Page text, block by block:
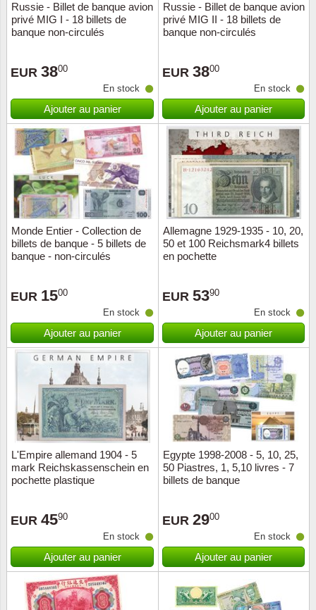
Russie - Billet de banque avion
privé MIG I - 18 billets de
banque non-circulés
EUR 3800
En stock
Ajouter au panier
Russie - Billet de banque avion
privé MIG II - 18 billets de
banque non-circulés
EUR 3800
En stock
Ajouter au panier
Monde Entier - Collection de
billets de banque - 5 billets de
banque - non-circulés
EUR 1500
En stock
Ajouter au panier
Allemagne 1929-1935 - 10, 20,
50 et 100 Reichsmark4 billets
en pochette
EUR 5390
En stock
Ajouter au panier
L'Empire allemand 1904 - 5
mark Reichskassenschein en
pochette plastique
EUR 4590
En stock
Ajouter au panier
Egypte 1998-2008 - 5, 10, 25,
50 Piastres, 1, 5,10 livres - 7
billets de banque
EUR 2900
En stock
Ajouter au panier